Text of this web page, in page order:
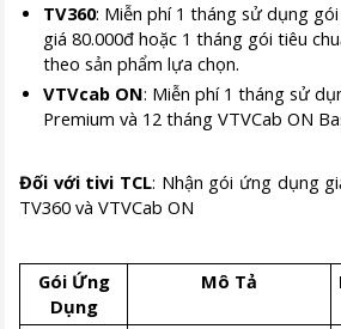
TV360: Miễn phí 1 tháng sử dụng
giá 80.000đ hoặc 1 tháng gói tiêu
theo sản phẩm lựa chọn.
VTVcab ON: Miễn phí 1 tháng sử
Premium và 12 tháng VTVCab ON
Đối với tivi TCL: Nhận gói ứng dụng
TV360 và VTVCab ON
Gói Ứng
Dụng
Mô Tả